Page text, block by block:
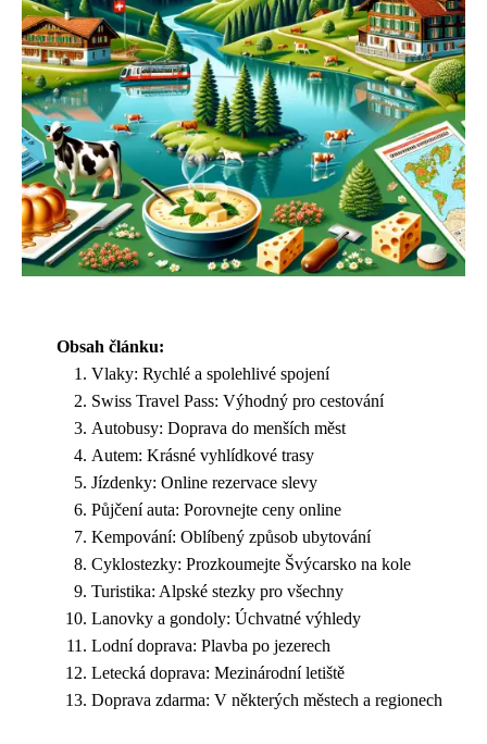
Obsah článku:
Vlaky: Rychlé a spolehlivé spojení
Swiss Travel Pass: Výhodný pro cestování
Autobusy: Doprava do menších měst
Autem: Krásné vyhlídkové trasy
Jízdenky: Online rezervace slevy
Půjčení auta: Porovnejte ceny online
Kempování: Oblíbený způsob ubytování
Cyklostezky: Prozkoumejte Švýcarsko na kole
Turistika: Alpské stezky pro všechny
Lanovky a gondoly: Úchvatné výhledy
Lodní doprava: Plavba po jezerech
Letecká doprava: Mezinárodní letiště
Doprava zdarma: V některých městech a regionech